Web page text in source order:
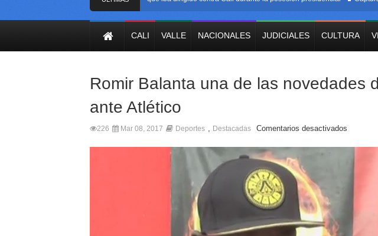
NOTICIAS
CALI VALLE NACIONALES JUDICIALES CULTURA
Romir Balanta una de las novedades
ante Atlético
226 Mar 08, 2017 Deportes , Destacadas Comentarios desactivados